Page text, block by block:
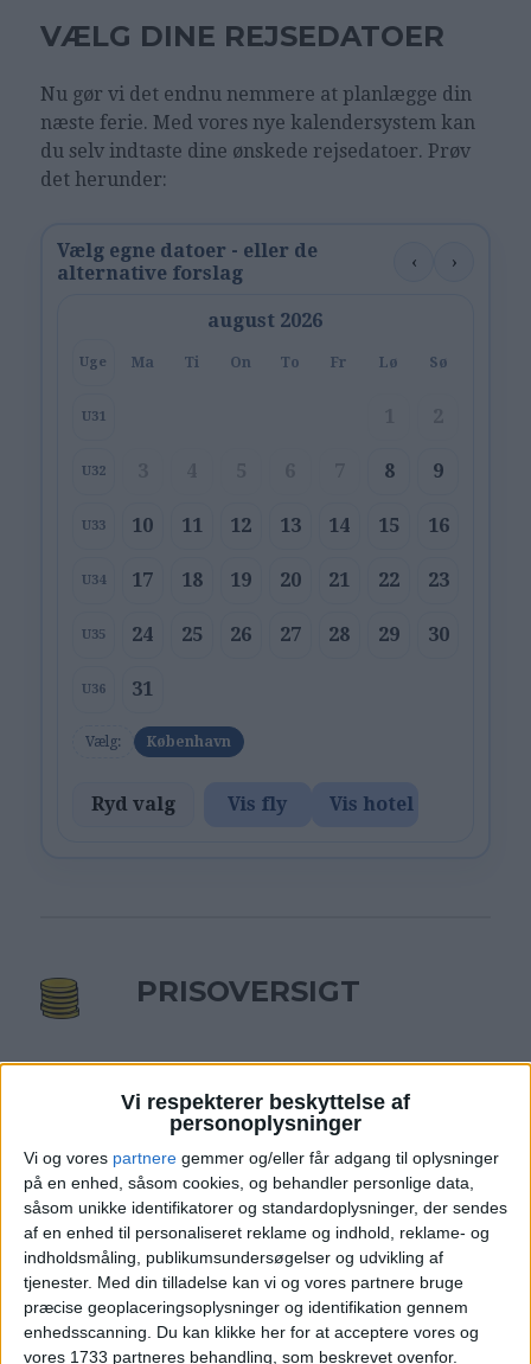
Vi respekterer beskyttelse af
personoplysninger
Vi og vores partnere gemmer og/eller får adgang til oplysninger
på en enhed, såsom cookies, og behandler personlige data,
såsom unikke identifikatorer og standardoplysninger, der sendes
af en enhed til personaliseret reklame og indhold, reklame- og
indholdsmåling, publikumsundersøgelser og udvikling af
tjenester. Med din tilladelse kan vi og vores partnere bruge
præcise geoplaceringsoplysninger og identifikation gennem
enhedsscanning. Du kan klikke her for at acceptere vores og
vores 1733 partneres behandling, som beskrevet ovenfor.
VÆLG DINE REJSEDATOER
Nu gør vi det endnu nemmere at planlægge din
næste ferie. Med vores nye kalendersystem kan
du selv indtaste dine ønskede rejsedatoer. Prøv
det herunder:
Vælg egne datoer - eller de
alternative forslag
‹ ›
august 2026
Uge Ma Ti On To Fr Lø Sø
U31
U32 8 9
U33 10 11 12 13 14 15 16
U34 17 18 19 20 21 22 23
U35 24 25 26 27 28 29 30
U36 31
Vælg: København
Ryd valg Vis fly Vis hotel
PRISOVERSIGT
KØBENHAVN: 16. – 19. AUG 26 (3 NÆTTER)
774,-
FLY 569,-
I ALT 1.343,-
Pris pr. person ved
2 personer
Bemærk:
Den samlede pris for hotellet er 1.548,- for
2 personer i et dobbeltværelse, hvilket svarer til 774,-